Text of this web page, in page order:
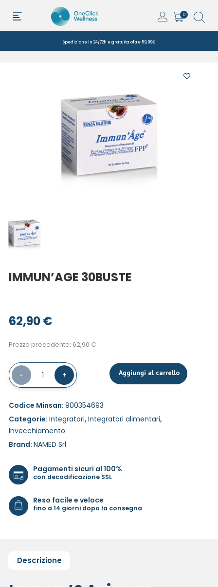
0
Spedizione in 24/72h e gratuita oltre 59,99€
IMMUN’AGE 30BUSTE
62,90€
Prezzo precedente: 62,90 €
- 1 + Aggiungi al carrello
Codice Minsan: 900354693
Categorie: Integratori, Integratori alimentari,
Invecchiamento
Brand: NAMED Srl
Pagamenti sicuri al 100%
con decodificazione SSL
Reso facile e veloce
fino a 14 giorni dopo la consegna
Descrizione